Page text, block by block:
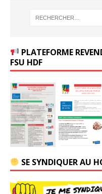
PLATEFORME
FSU HDF
SE SYNDIQUER AU